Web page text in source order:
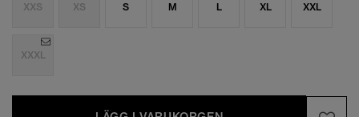
XXS XS S M L XL XXL
XXXL